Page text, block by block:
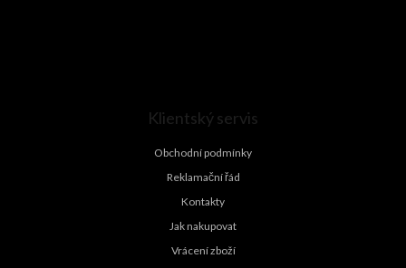
Klientský servis
Obchodní podmínky
Reklamační řád
Kontakty
Jak nakupovat
Vrácení zboží